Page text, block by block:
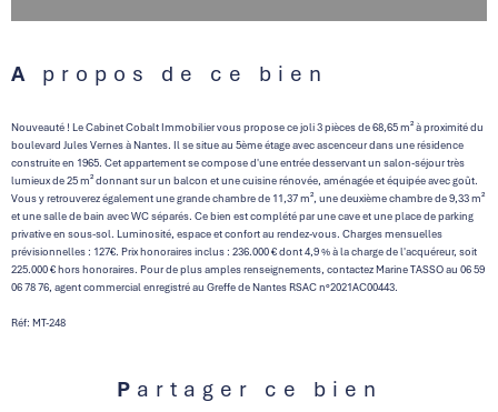
A propos de ce bien
Nouveauté ! Le Cabinet Cobalt Immobilier vous propose ce joli 3 pièces de 68,65 m² à proximité du
boulevard Jules Vernes à Nantes. Il se situe au 5ème étage avec ascenceur dans une résidence
construite en 1965. Cet appartement se compose d'une entrée desservant un salon-séjour très
lumieux de 25 m² donnant sur un balcon et une cuisine rénovée, aménagée et équipée avec goût.
Vous y retrouverez également une grande chambre de 11,37 m², une deuxième chambre de 9,33 m²
et une salle de bain avec WC séparés. Ce bien est complété par une cave et une place de parking
privative en sous-sol. Luminosité, espace et confort au rendez-vous. Charges mensuelles
prévisionnelles : 127€. Prix honoraires inclus : 236.000 € dont 4,9 % à la charge de l'acquéreur, soit
225.000 € hors honoraires. Pour de plus amples renseignements, contactez Marine TASSO au 06 59
06 78 76, agent commercial enregistré au Greffe de Nantes RSAC n°2021AC00443.
Réf: MT-248
Partager ce bien